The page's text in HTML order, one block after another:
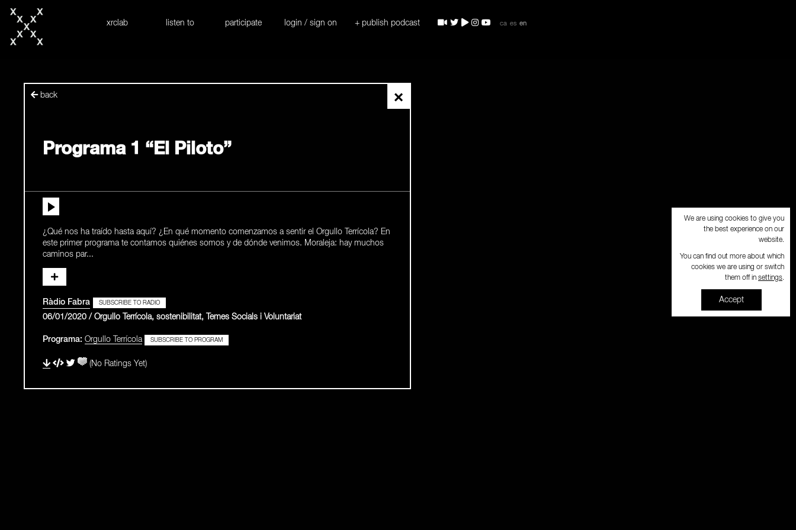
xrclab listen to participate login / sign on + publish podcast ca es en
×
back
Programa 1 “El Piloto”
¿Qué nos ha traído hasta aquí? ¿En qué momento comenzamos a sentir el Orgullo Terrícola? En
este primer programa te contamos quiénes somos y de dónde venimos. Moraleja: hay muchos
caminos par...
Ràdio Fabra SUBSCRIBE TO RADIO
06/01/2020 / Orgullo Terrícola, sostenibilitat, Temes Socials i Voluntariat
Programa: Orgullo Terrícola SUBSCRIBE TO PROGRAM
(No Ratings Yet)
We are using cookies to give you
the best experience on our
website.
You can find out more about which
cookies we are using or switch
them off in settings.
Accept